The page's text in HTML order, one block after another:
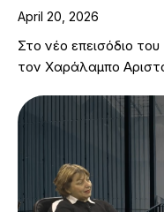
April 20, 2026
Στο νέο επεισόδιο
τον Χαράλαμπο